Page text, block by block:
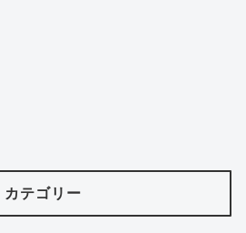
カテゴリー